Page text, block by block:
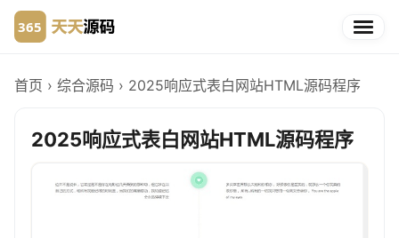
首页 › 综合源码 › 2025响应式表白网站HTML源码程序
2025响应式表白网站HTML源码程序